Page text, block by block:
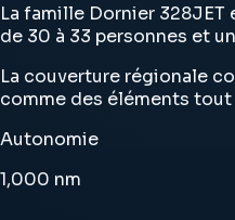
La famille Dornier
de 30 à 33 personnes et
La couverture régionale
comme des éléments tout
Autonomie
1,000 nm